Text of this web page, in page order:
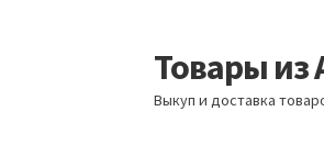
Перейти
к
навигации
Перейти
к
содержимому
Товары из
Выкуп и доставка